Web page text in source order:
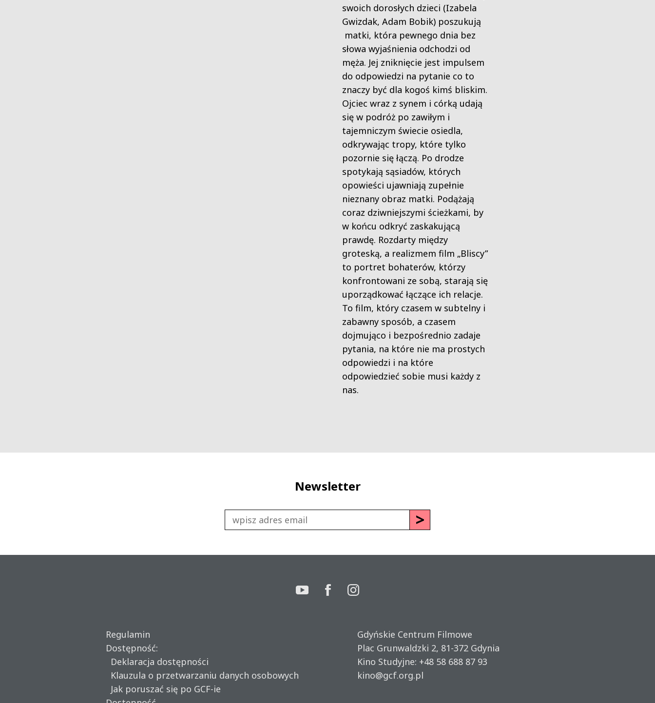
swoich dorosłych dzieci (Izabela
Gwizdak, Adam Bobik) poszukują
matki, która pewnego dnia bez
słowa wyjaśnienia odchodzi od
męża. Jej zniknięcie jest impulsem
do odpowiedzi na pytanie co to
znaczy być dla kogoś kimś bliskim.
Ojciec wraz z synem i córką udają
się w podróż po zawiłym i
tajemniczym świecie osiedla,
odkrywając tropy, które tylko
pozornie się łączą. Po drodze
spotykają sąsiadów, których
opowieści ujawniają zupełnie
nieznany obraz matki. Podążają
coraz dziwniejszymi ścieżkami, by
w końcu odkryć zaskakującą
prawdę. Rozdarty między
groteską, a realizmem film „Bliscy”
to portret bohaterów, którzy
konfrontowani ze sobą, starają się
uporządkować łączące ich relacje.
To film, który czasem w subtelny i
zabawny sposób, a czasem
dojmująco i bezpośrednio zadaje
pytania, na które nie ma prostych
odpowiedzi i na które
odpowiedzieć sobie musi każdy z
nas.
Newsletter
Regulamin
Dostępność:
Deklaracja dostępności
Klauzula o przetwarzaniu danych osobowych
Jak poruszać się po GCF-ie
Gdyńskie Centrum Filmowe
Plac Grunwaldzki 2, 81-372 Gdynia
Kino Studyjne: +48 58 688 87 93
kino@gcf.org.pl